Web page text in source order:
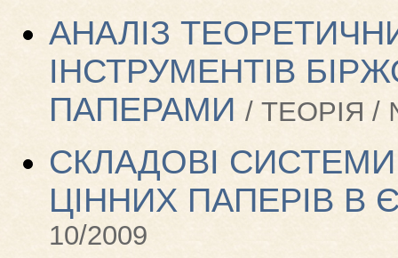
АНАЛІЗ
ІНСТРУМЕНТІВ
ПАПЕРАМИ / ТЕОРІЯ /
СКЛАДОВІ
ЦІННИХ ПАПЕРІВ В
10/2009